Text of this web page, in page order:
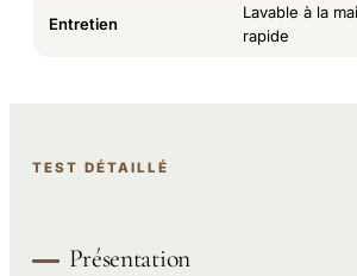
Entretien
Lavable à la
rapide
TEST DÉTAILLÉ
Présentation